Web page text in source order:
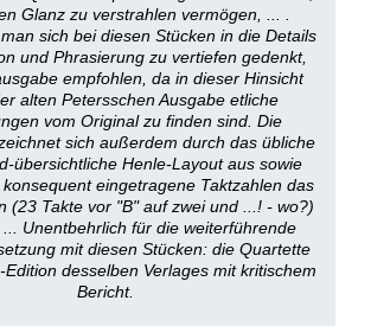
Glanz zu verstrahlen vermögen, ... .
sich bei diesen Stücken in die Details
und Phrasierung zu vertiefen gedenkt,
empfohlen, da in dieser Hinsicht
alten Petersschen Ausgabe etliche
vom Original zu finden sind. Die
sich außerdem durch das übliche
übersichtliche Henle-Layout aus sowie
eingetragene Taktzahlen das
(23 Takte vor "B" auf zwei und ...! - wo?)
Unentbehrlich für die weiterführende
mit diesen Stücken: die Quartette
desselben Verlages mit kritischem
Bericht.